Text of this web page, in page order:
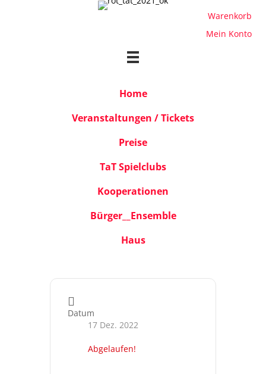
Warenkorb
Mein Konto
Home
Veranstaltungen / Tickets
Preise
TaT Spielclubs
Kooperationen
Bürger__Ensemble
Haus
Datum
17 Dez. 2022
Abgelaufen!